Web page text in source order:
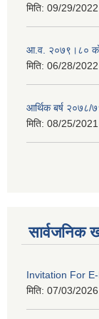
मिति: 09/29/
आ.व. २०७९।८० को
मिति: 06/28/
आर्थिक बर्ष २०७८/
मिति: 08/25/
सार्वजनिक
Invitation For
मिति: 07/03/